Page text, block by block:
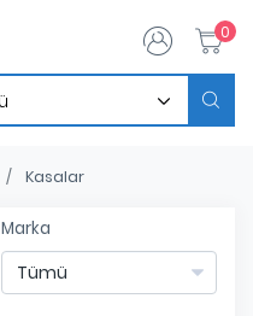
0
Kasalar
Marka